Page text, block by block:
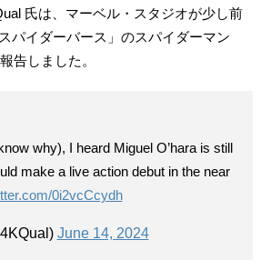
氏は、マーベル・スタジオが少し前
パイダーバース」のスパイダーマン
告しました。
why), I heard Miguel O’hara is still
make a live action debut in the near
0i2vcCcydh
June 14, 2024